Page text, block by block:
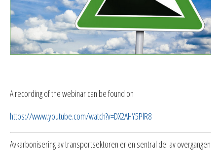
A recording of the webinar can be found on
https://www.youtube.com/watch?v=DX2AHY5PlR8
Avkarbonisering av transportsektoren er en sentral del av overgangen